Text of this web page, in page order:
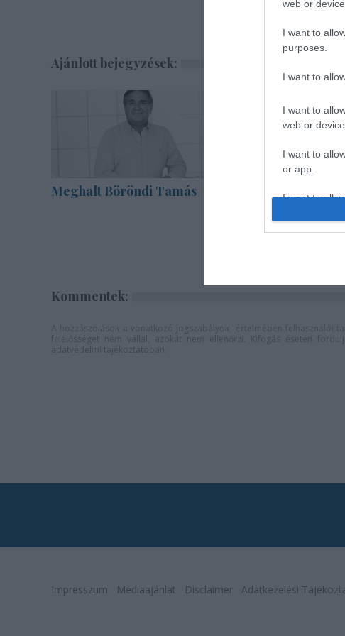
web or
I want to
purposes.
I want to
I want to
web or
I want to
or app.
I want to
I want to
Ajánlott bejegyzések:
Meghalt Böröndi Tamás
Különleges
Kommentek:
Impresszum Médiaajánlat Disclaimer Adatkezelési